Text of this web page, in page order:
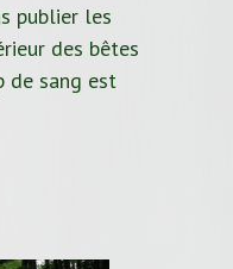
publier les
des bêtes
de sang est